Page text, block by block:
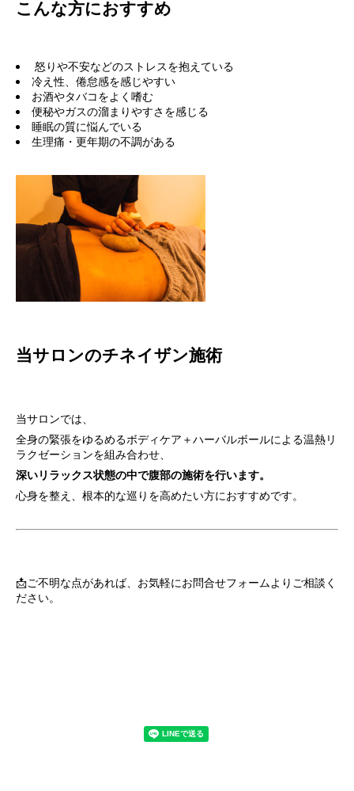
こんな方におすすめ
怒りや不安などのストレスを抱えている
冷え性、倦怠感を感じやすい
お酒やタバコをよく嗜む
便秘やガスの溜まりやすさを感じる
睡眠の質に悩んでいる
生理痛・更年期の不調がある
当サロンのチネイザン施術
当サロンでは、
全身の緊張をゆるめるボディケア＋ハーバルボールによる温熱リ
ラクゼーションを組み合わせ、
深いリラックス状態の中で腹部の施術を行います。
心身を整え、根本的な巡りを高めたい方におすすめです。
📩ご不明な点があれば、お気軽にお問合せフォームよりご相談く
ださい。